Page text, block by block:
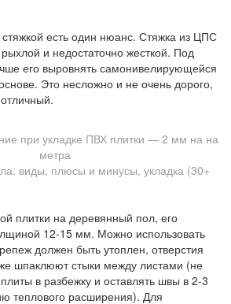
есть один нюанс. Стяжка из ЦПС
и недостаточно жесткой. Под
его выровнять самонивелирующейся
Это несложно и не очень дорого,
при укладке ПВХ плитки — 2 мм на на
метра
плитки на деревянный пол, его
12-15 мм. Можно использовать
должен быть утоплен, отверстия
шпаклюют стыки между листами (не
в разбежку и оставлять швы в 2-3
теплового расширения). Для